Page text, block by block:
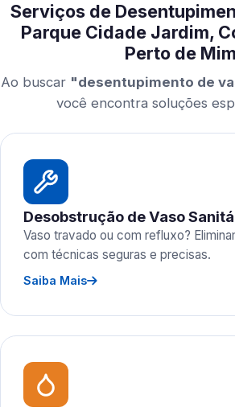
Serviços de
Parque Cidade Jardim,
Perto de Mim
Ao buscar "desentupimento de
você encontra soluções
Desobstrução de Vaso
Vaso travado ou com refluxo?
com técnicas seguras e precisas.
Saiba Mais